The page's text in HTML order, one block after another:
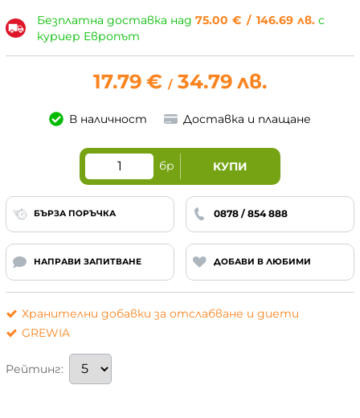
Безплатна доставка над 75.00 € / 146.69 лв.с
куриер Европът
17.79 € / 34.79 лв.
В наличност Доставка и плащане
бр КУПИ
БЪРЗА ПОРЪЧКА 0878 / 854 888
НАПРАВИ ЗАПИТВАНЕ ДОБАВИ В ЛЮБИМИ
Хранителни добавки за отслабване и диети
GREWIA
Рейтинг: